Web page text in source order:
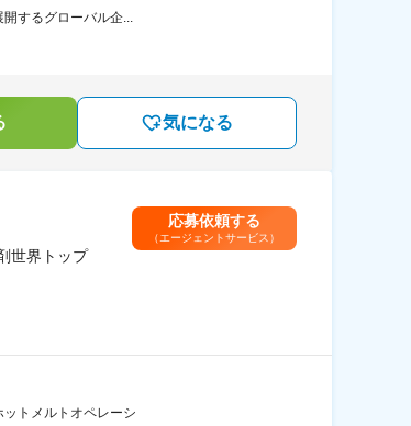
するグローバル企...
気になる
世界トップ
応募依頼する
（エージェントサービス）
トメルトオペレーシ